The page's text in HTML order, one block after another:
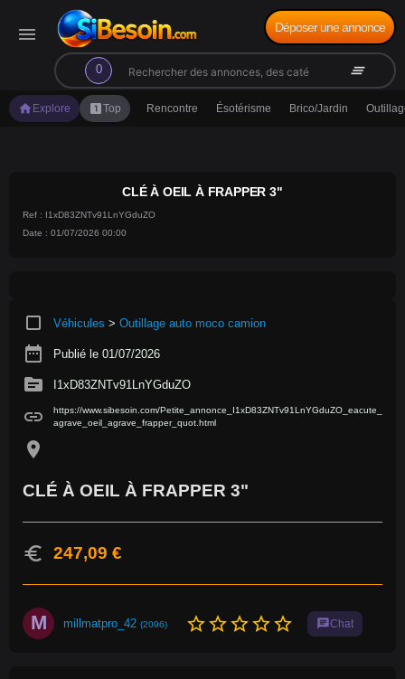
menu
0
search clear_all
Déposer une annonce
home Explore looks_oneTop Rencontre Ésotérisme Brico/Jardin
CLÉ À OEIL À FRAPPER 3"
Ref : I1xD83ZNTv91LnYGduZO
Date : 01/07/2026 00:00
crop_square Véhicules > Outillage auto moco camion
date_range Publié le 01/07/2026
source I1xD83ZNTv91LnYGduZO
link
https://www.sibesoin.com/Petite_annonce_I1xD83ZNTv91LnYGduZO_eacute_
agrave_oeil_agrave_frapper_quot.html
location_on
CLÉ À OEIL À FRAPPER 3"
euro 247,09 €
M millmatpro_42 (2096) star_borderstar_borderstar_borderstar_borderstar_border chatChat